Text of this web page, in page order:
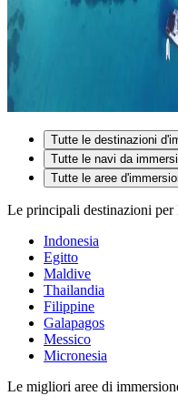
Tutte le destinazioni
Tutte le navi da
Tutte le aree
Le principali destinazioni per
Indonesia
Egitto
Maldive
Thailandia
Filippine
Galapagos
Messico
Micronesia
Le migliori aree di